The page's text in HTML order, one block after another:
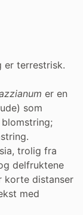
terrestrisk.
er en
som
trolig fra
delfruktene
korte distanser
med